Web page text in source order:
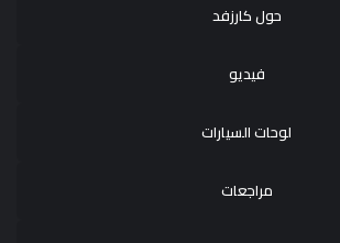
حول كارزفد
فيديو
لوحات السيارات
مراجعات